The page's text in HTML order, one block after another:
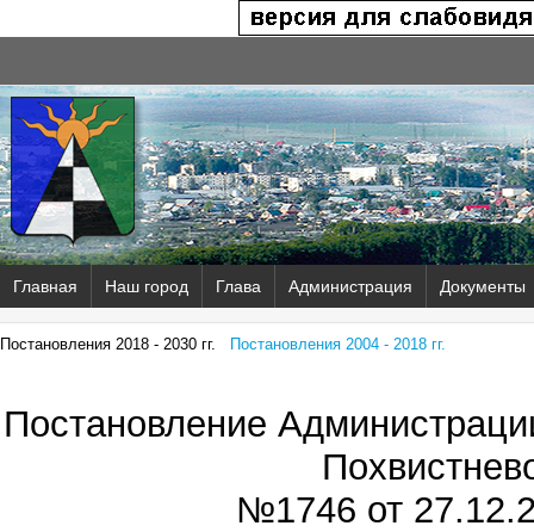
Главная Наш город Глава Администрация Документы
Постановления 2018 - 2030 гг. Постановления 2004 - 2018 гг.
Постановление
№1746 от